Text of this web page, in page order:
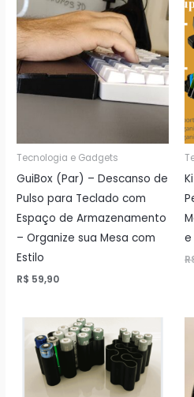
Tecnologia e Gadgets
GuiBox (Par) – Descanso de
Pulso para Teclado com
Espaço de Armazenamento
– Organize sua Mesa com
Estilo
R$ 59,90
e